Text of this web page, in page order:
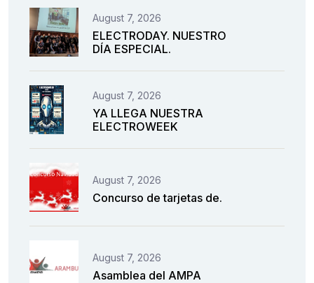
August 7, 2026
ELECTRODAY. NUESTRO
DÍA ESPECIAL.
August 7, 2026
YA LLEGA NUESTRA
ELECTROWEEK
August 7, 2026
Concurso de tarjetas de.
August 7, 2026
Asamblea del AMPA